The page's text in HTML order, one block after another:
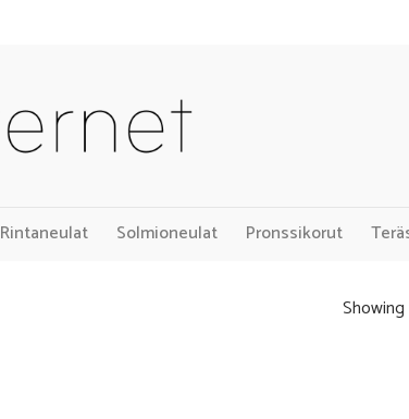
Rintaneulat Solmioneulat Pronssikorut